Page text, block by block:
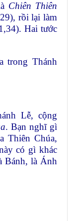
Chiên Thiên
rồi lại làm
Hai tước
trong Thánh
Lễ, cộng
. Bạn nghĩ gì
Thiên Chúa,
có gì khác
Bánh, là Ánh